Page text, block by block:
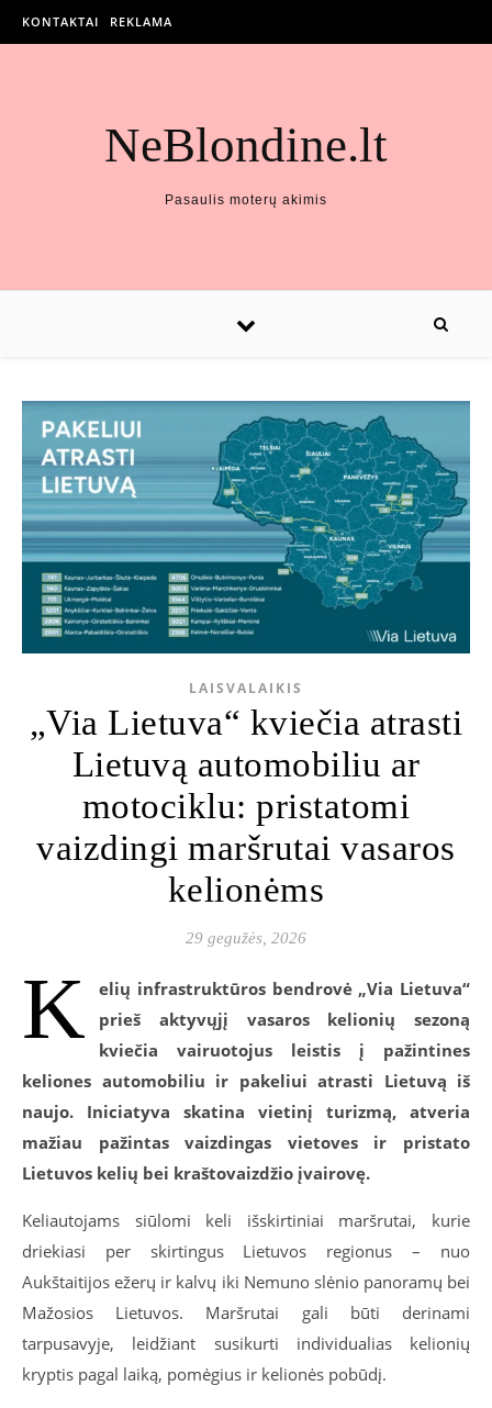
KONTAKTAI REKLAMA
NeBlondine.lt
Pasaulis moterų akimis
LAISVALAIKIS
„Via Lietuva“ kviečia atrasti
Lietuvą automobiliu ar
motociklu: pristatomi
vaizdingi maršrutai vasaros
kelionėms
29 gegužės, 2026
K
elių infrastruktūros bendrovė „Via Lietuva“
prieš aktyvųjį vasaros kelionių sezoną
kviečia vairuotojus leistis į pažintines
keliones automobiliu ir pakeliui atrasti Lietuvą iš
naujo. Iniciatyva skatina vietinį turizmą, atveria
mažiau pažintas vaizdingas vietoves ir pristato
Lietuvos kelių bei kraštovaizdžio įvairovę.
Keliautojams siūlomi keli išskirtiniai maršrutai, kurie
driekiasi per skirtingus Lietuvos regionus – nuo
Aukštaitijos ežerų ir kalvų iki Nemuno slėnio panoramų bei
Mažosios Lietuvos. Maršrutai gali būti derinami
tarpusavyje, leidžiant susikurti individualias kelionių
kryptis pagal laiką, pomėgius ir kelionės pobūdį.